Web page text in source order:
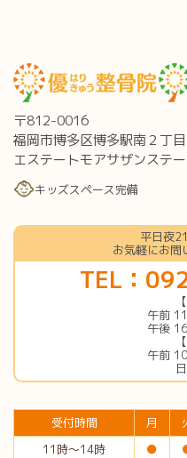
〒812-0016
福岡市博多区博多駅南２丁
エステートモアサザンステ
キッズスペース完備
平日夜
お気軽にお問
TEL：
午前
午後
午前
受付時間 月
11時〜14時
●